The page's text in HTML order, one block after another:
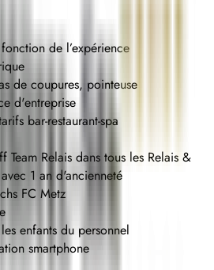
de l’expérience
de coupures, pointeuse
d'entreprise
bar-restaurant-spa
Team Relais dans tous les Relais &
1 an d'ancienneté
FC Metz
enfants du personnel
smartphone